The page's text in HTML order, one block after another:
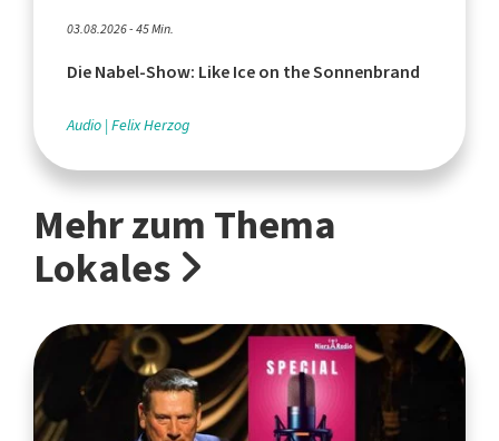
03.08.2026 - 45 Min.
Die Nabel-Show: Like Ice on the Sonnenbrand
Audio Felix Herzog
Mehr zum Thema
Lokales